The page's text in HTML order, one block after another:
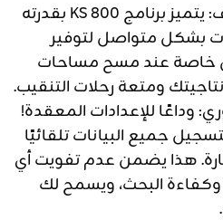
قياسات متواصلة بلا توقف: يتميز برنامج KS 800 بقدرته
بشكل متواصل لتوفير
خاصة عند مسح مساحات
ومتعة رحلات التنقيب.
وداعًا للإعدادات المعقدة!
جهاز كي اس 800 بتسجيل جميع البيانات تلقائيًا
هذا يضمن عدم تفويت أي
البحث، ويسمح لك